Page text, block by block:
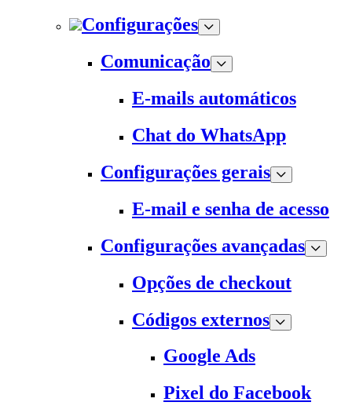
Configurações
Comunicação
E-mails automáticos
Chat do WhatsApp
Configurações gerais
E-mail e senha de acesso
Configurações avançadas
Opções de checkout
Códigos externos
Google Ads
Pixel do Facebook